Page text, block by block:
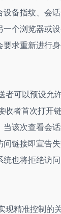
设备指纹、会
一个浏览器或
要求重新进行
者可以预设允
收者首次打开
当该次查看会
问链接即宣告
统也将拒绝访
现精准控制的